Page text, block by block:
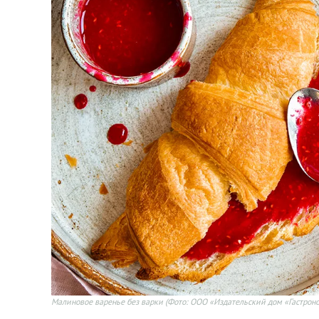
Малиновое варенье без варки (Фото: ООО «Издательский дом